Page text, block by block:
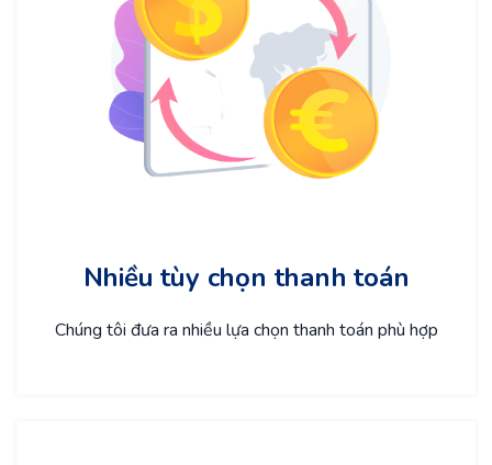
Nhiều tùy chọn thanh toán
Chúng tôi đưa ra nhiều lựa chọn thanh toán phù hợp